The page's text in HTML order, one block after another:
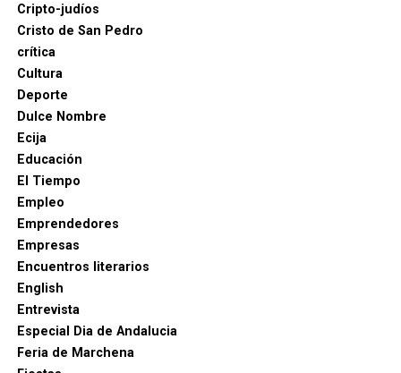
Luis Cristóbal Ponce de León, II Duque de Arcos, fue
un noble humanista y mecenas que promovió las
artes en Marchena durante el Renacimiento. Entre
los artistas que contrato para traerlo a Marchena se
encontraba Cristóbal de Morales, compositor del
Papa, destacado compositor sevillano y uno de los
principales representantes de la polifonía
renacentista española.
Morales, nacido alrededor de 1500 en Sevilla,
Cripto-judíos
Cristo de San Pedro
crítica
Cultura
Deporte
Dulce Nombre
Ecija
Educación
El Tiempo
Empleo
Emprendedores
Empresas
Encuentros literarios
English
Entrevista
Especial Dia de Andalucia
Feria de Marchena